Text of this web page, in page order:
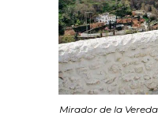
Mirador de la